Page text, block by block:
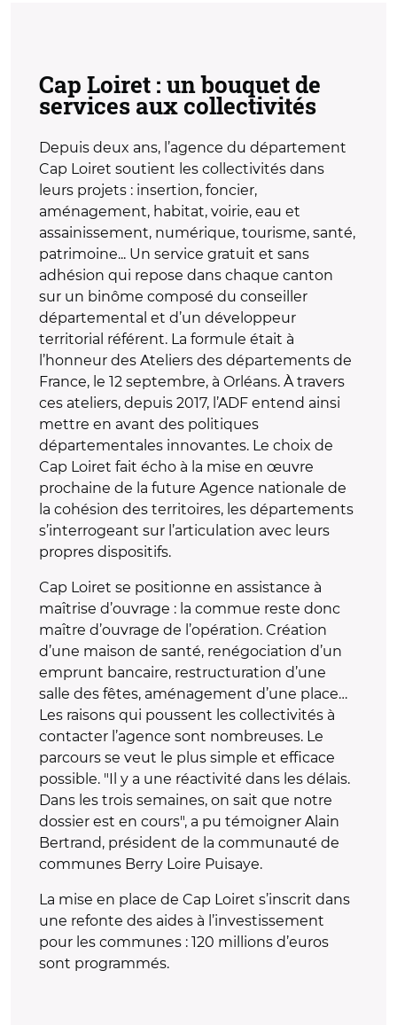
Cap Loiret : un bouquet de
services aux collectivités
Depuis deux ans, l’agence du département
Cap Loiret soutient les collectivités dans
leurs projets : insertion, foncier,
aménagement, habitat, voirie, eau et
assainissement, numérique, tourisme, santé,
patrimoine... Un service gratuit et sans
adhésion qui repose dans chaque canton
sur un binôme composé du conseiller
départemental et d’un développeur
territorial référent. La formule était à
l’honneur des Ateliers des départements de
France, le 12 septembre, à Orléans. À travers
ces ateliers, depuis 2017, l’ADF entend ainsi
mettre en avant des politiques
départementales innovantes. Le choix de
Cap Loiret fait écho à la mise en œuvre
prochaine de la future Agence nationale de
la cohésion des territoires, les départements
s’interrogeant sur l’articulation avec leurs
propres dispositifs.
Cap Loiret se positionne en assistance à
maîtrise d’ouvrage : la commue reste donc
maître d’ouvrage de l’opération. Création
d’une maison de santé, renégociation d’un
emprunt bancaire, restructuration d’une
salle des fêtes, aménagement d’une place…
Les raisons qui poussent les collectivités à
contacter l’agence sont nombreuses. Le
parcours se veut le plus simple et efficace
possible. "Il y a une réactivité dans les délais.
Dans les trois semaines, on sait que notre
dossier est en cours", a pu témoigner Alain
Bertrand, président de la communauté de
communes Berry Loire Puisaye.
La mise en place de Cap Loiret s’inscrit dans
une refonte des aides à l’investissement
pour les communes : 120 millions d’euros
sont programmés.